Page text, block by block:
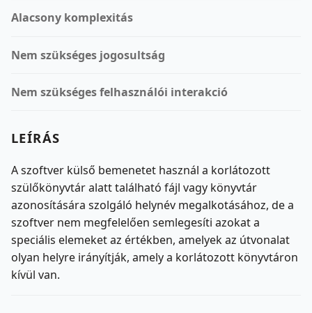
Alacsony komplexitás
Nem szükséges jogosultság
Nem szükséges felhasználói interakció
LEÍRÁS
A szoftver külső bemenetet használ a korlátozott
szülőkönyvtár alatt található fájl vagy könyvtár
azonosítására szolgáló helynév megalkotásához, de a
szoftver nem megfelelően semlegesíti azokat a
speciális elemeket az értékben, amelyek az útvonalat
olyan helyre irányítják, amely a korlátozott könyvtáron
kívül van.